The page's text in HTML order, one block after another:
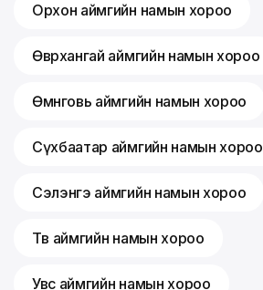
Орхон аймгийн намын хороо
Өвөрхангай аймгийн намын хороо
Өмнөговь аймгийн намын хороо
Сүхбаатар аймгийн намын хороо
Сэлэнгэ аймгийн намын хороо
Төв аймгийн намын хороо
Увс аймгийн намын хороо